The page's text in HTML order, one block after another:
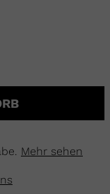
Mehr sehen